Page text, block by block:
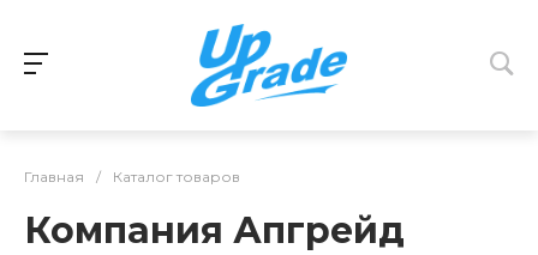
Главная / Каталог товаров
Компания Апгрейд